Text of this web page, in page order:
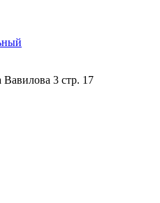
Вавилова 3 стр. 17